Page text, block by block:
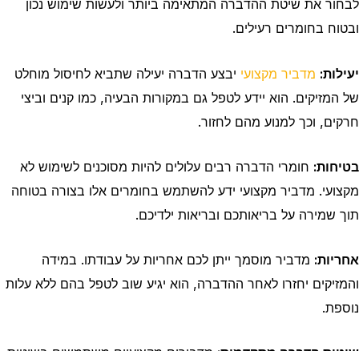
לבחור את שיטת ההדברה המתאימה ביותר ולעשות שימוש נכון
ובטוח בחומרים רעילים.
יעילות: מדביר מקצועי יבצע הדברה יעילה שתביא לחיסול מוחלט
של המזיקים. הוא יידע לטפל גם במקורות הבעיה, כמו קנים וביצי
חרקים, וכך למנוע מהם לחזור.
בטיחות: חומרי הדברה רבים עלולים להיות מסוכנים לשימוש לא
מקצועי. מדביר מקצועי ידע להשתמש בחומרים אלו בצורה בטוחה
תוך שמירה על בריאותכם ובריאות ילדיכם.
אחריות: מדביר מוסמך ייתן לכם אחריות על עבודתו. במידה
והמזיקים יחזרו לאחר ההדברה, הוא יגיע שוב לטפל בהם ללא עלות
נוספת.